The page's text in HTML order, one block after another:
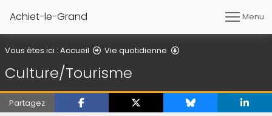
Achiet-le-Grand Menu
Vous êtes ici : Accueil Vie quotidienne
Culture/Tourisme
Partagez